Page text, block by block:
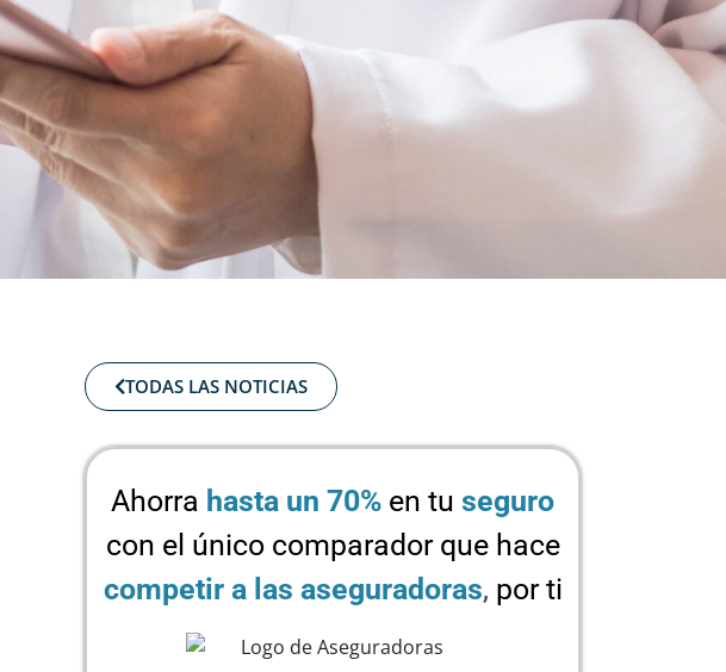
TODAS LAS NOTICIAS
Ahorra hasta un 70% en tu seguro
con el único comparador que hace
competir a las aseguradoras, por ti